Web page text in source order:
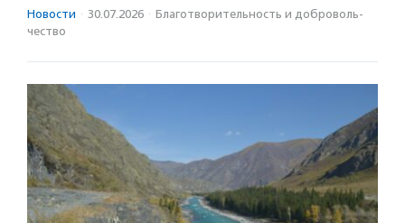
Новости · 30.07.2026 · Благотвори­тель­ность и доброволь­
чест­во